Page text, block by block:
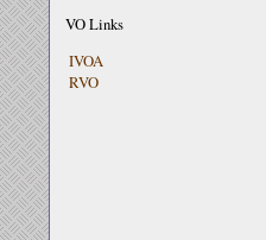
VO Links
IVOA
RVO